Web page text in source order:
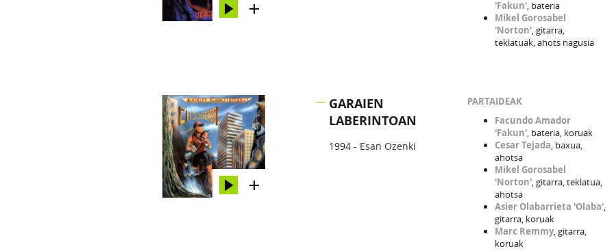
'Fakun', bateria
Mikel Gorosabel
'Norton', gitarra,
teklatuak, ahots nagusia
GARAIEN
LABERINTOAN
1994 - Esan Ozenki
PARTAIDEAK
Facundo Amador
'Fakun', bateria, koruak
Cesar Tejada, baxua,
ahotsa
Mikel Gorosabel
'Norton', gitarra, teklatua,
ahotsa
Asier Olabarrieta 'Olaba',
gitarra, koruak
Marc Remmy, gitarra,
koruak